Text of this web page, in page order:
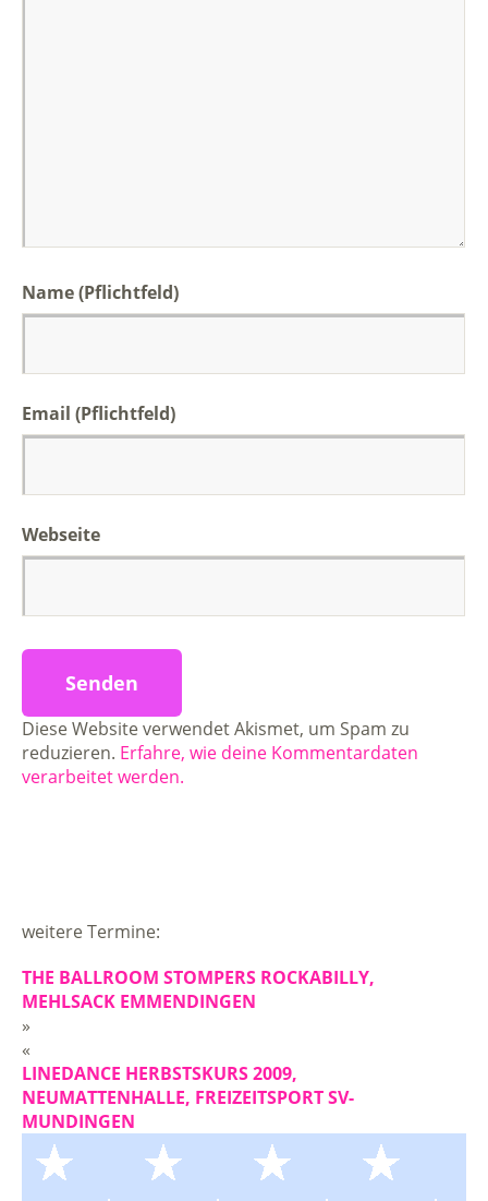
Name (Pflichtfeld)
Email (Pflichtfeld)
Webseite
Diese Website verwendet Akismet, um Spam zu
reduzieren. Erfahre, wie deine Kommentardaten
verarbeitet werden.
weitere Termine:
THE BALLROOM STOMPERS ROCKABILLY,
MEHLSACK EMMENDINGEN
»
«
LINEDANCE HERBSTSKURS 2009,
NEUMATTENHALLE, FREIZEITSPORT SV-
MUNDINGEN